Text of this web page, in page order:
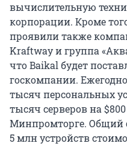
вычислительную
корпорации. Кроме
проявили также
Kraftway и группа
что Baikal будет
госкомпании.
тысяч персональных
тысяч серверов на
Минпромторге. Общий
5 млн устройств